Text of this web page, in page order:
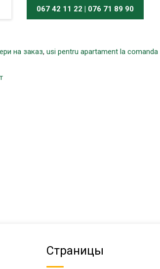
067 42 11 22 | 076 71 89 90
на заказ, usi pentru apartament la comanda
Страницы